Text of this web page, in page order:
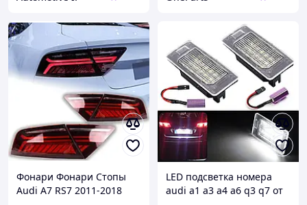
Фонари Фонари Стопы
Audi A7 RS7 2011-2018
LED подсветка номера
audi a1 a3 a4 a6 q3 q7 от